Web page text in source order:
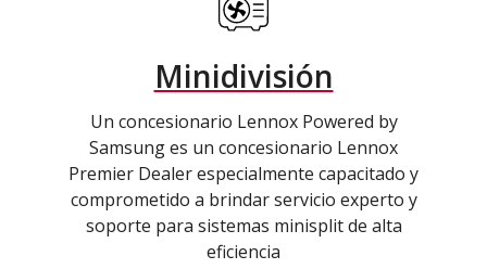
Minidivisión
Un concesionario Lennox Powered by
Samsung es un concesionario Lennox
Premier Dealer especialmente capacitado y
comprometido a brindar servicio experto y
soporte para sistemas minisplit de alta
eficiencia